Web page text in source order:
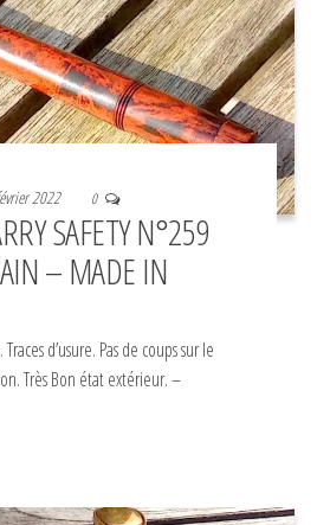
2022 0
SAFETY N°259
– MADE IN
d’usure. Pas de coups sur le
Très Bon état extérieur. –